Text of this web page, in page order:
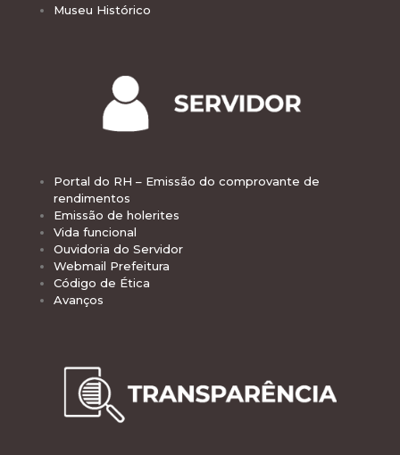
Museu Histórico
Portal do RH – Emissão do comprovante de
rendimentos
Emissão de holerites
Vida funcional
Ouvidoria do Servidor
Webmail Prefeitura
Código de Ética
Avanços